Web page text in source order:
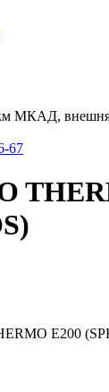
МКАД,
67
E200